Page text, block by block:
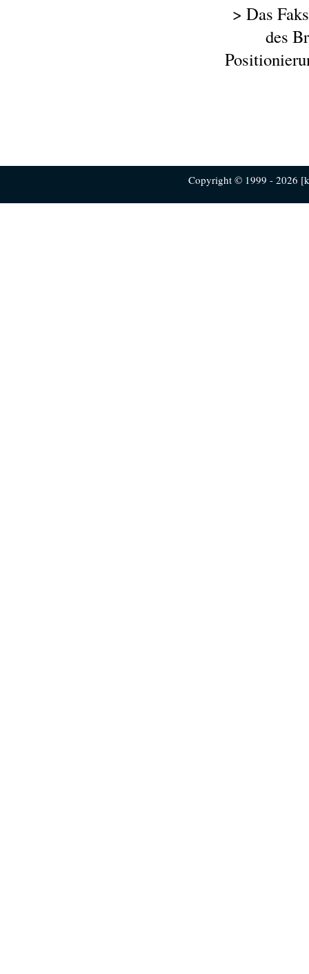
> Das
des
Copyright © 1999 - 2026